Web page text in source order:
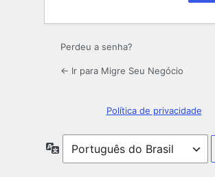
Perdeu a senha?
← Ir para Migre Seu Negócio
Política de privacidade
Idioma